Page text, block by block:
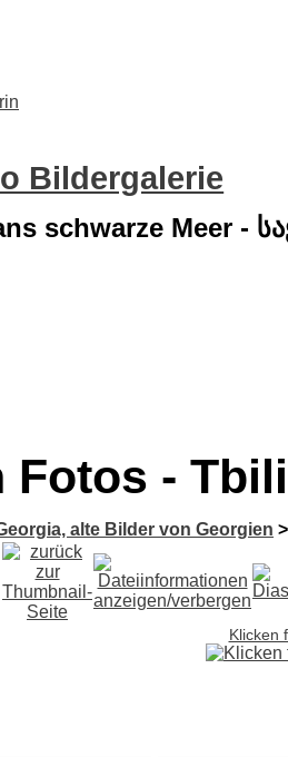
Bildergalerie
schwarze Meer -
Fotos -
alte Bilder von Georgien
Klicken